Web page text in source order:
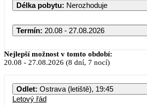
Délka pobytu: Nerozhoduje
Termín: 20.08 - 27.08.2026
Nejlepší možnost v tomto období:
20.08 - 27.08.2026 (8 dní, 7 nocí)
Odlet: Ostrava (letiště), 19:45
Letový řád